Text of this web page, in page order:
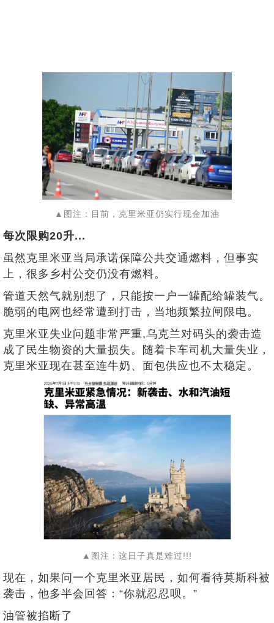
▲图注：目前，克里米亚仍实行现金加油
每次限购20升...
虽然克里米亚当局承诺保障公共交通燃料，但事实
上，很多乡村公交仍没有燃料。
管道天然气就别想了，只能按一户一罐配给罐装气。
脆弱的电网也经常遭到打击，当地频繁拉闸限电。
克里米亚失业问题非常严重,乌克兰对码头的袭击造
成了民生物资的大量损失。随着卡车司机大量失业，
克里米亚现在甚至连牛奶、面包供应也不太稳定。
▲图注：这日子真是难过!!!
现在，如果问一个克里米亚居民，如何看待莫斯科被
袭击，他多半会回答：“你就忍忍呗。”
油管被掐断了